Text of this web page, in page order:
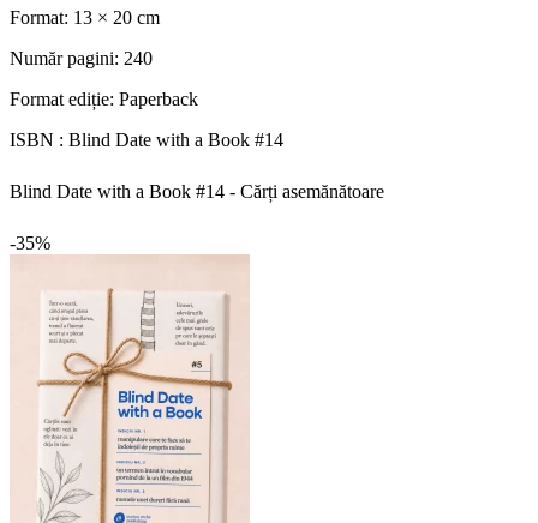
Format: 13 × 20 cm
Număr pagini: 240
Format ediție: Paperback
ISBN : Blind Date with a Book #14
Blind Date with a Book #14 - Cărți asemănătoare
-35%